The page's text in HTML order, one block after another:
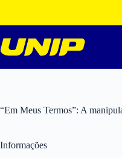
o
conteúdo
“Em Meus Termos”: A
Informações